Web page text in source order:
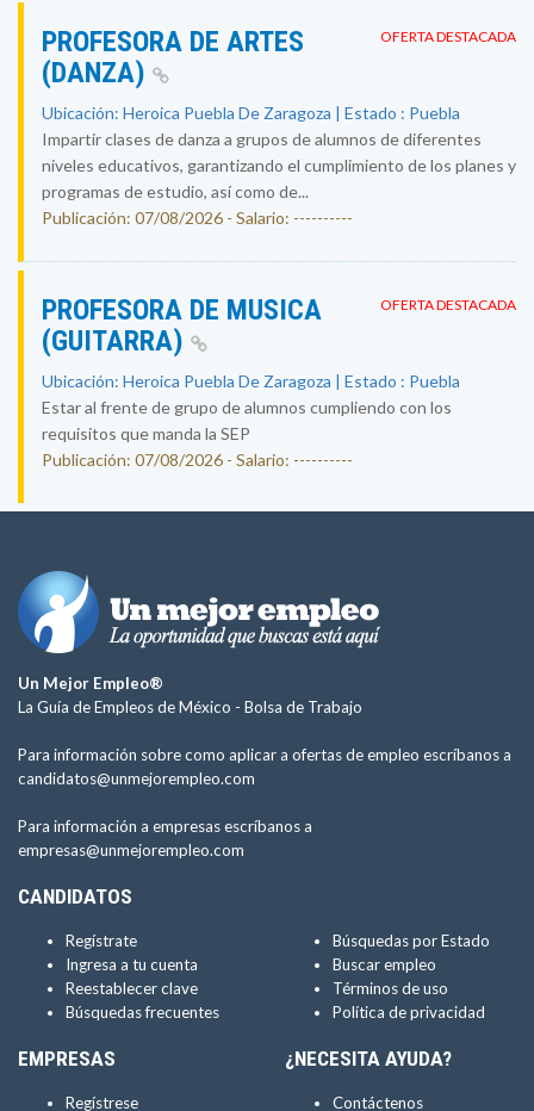
OFERTA DESTACADA
PROFESORA DE ARTES
(DANZA)
Ubicación: Heroica Puebla De Zaragoza | Estado : Puebla
Impartir clases de danza a grupos de alumnos de diferentes
niveles educativos, garantizando el cumplimiento de los planes y
programas de estudio, así como de...
Publicación: 07/08/2026 - Salario: ----------
OFERTA DESTACADA
PROFESORA DE MUSICA
(GUITARRA)
Ubicación: Heroica Puebla De Zaragoza | Estado : Puebla
Estar al frente de grupo de alumnos cumpliendo con los
requisitos que manda la SEP
Publicación: 07/08/2026 - Salario: ----------
Un Mejor Empleo®
La Guía de Empleos de México - Bolsa de Trabajo
Para información sobre como aplicar a ofertas de empleo escríbanos a
candidatos@unmejorempleo.com
Para información a empresas escríbanos a
empresas@unmejorempleo.com
CANDIDATOS
Regístrate
Ingresa a tu cuenta
Reestablecer clave
Búsquedas frecuentes
Búsquedas por Estado
Buscar empleo
Términos de uso
Política de privacidad
EMPRESAS
Regístrese
¿NECESITA AYUDA?
Contáctenos